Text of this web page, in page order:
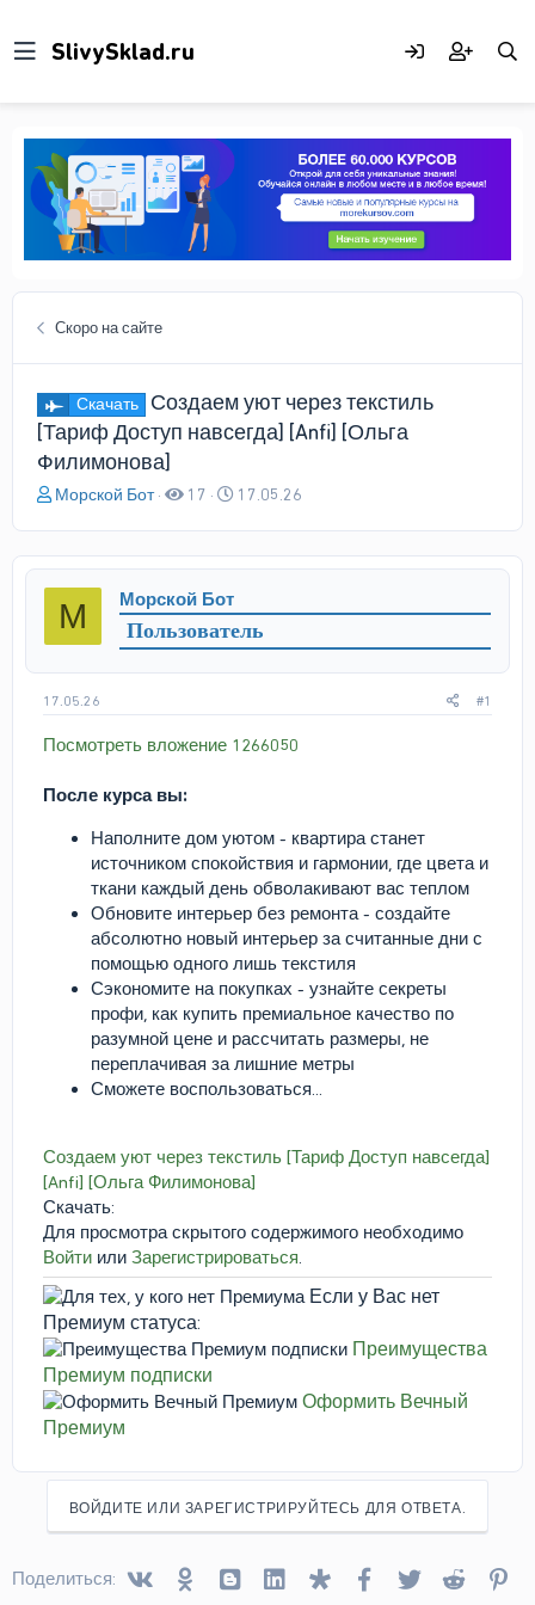
Скоро на сайте
Скачать
Создаем уют через текстиль
[Тариф Доступ навсегда] [Anfi] [Ольга
Филимонова]
А
о
р
е
ы
Морской Бот 17
Д
а
ч
а
л
17.05.26
М Морской Бот
Пользователь
17.05.26 #1
Посмотреть вложение 1266050
После курса вы:
Наполните дом уютом - квартира станет
источником спокойствия и гармонии, где цвета и
ткани каждый день обволакивают вас теплом
Обновите интерьер без ремонта - создайте
абсолютно новый интерьер за считанные дни с
помощью одного лишь текстиля
Сэкономите на покупках - узнайте секреты
профи, как купить премиальное качество по
разумной цене и рассчитать размеры, не
переплачивая за лишние метры
Сможете воспользоваться...
Создаем уют через текстиль [Тариф Доступ навсегда]
[Anfi] [Ольга Филимонова]
Скачать:
Для просмотра скрытого содержимого необходимо
Войти или Зарегистрироваться
Если у Вас нет
Премиум статуса:
Преимущества
Премиум подписки
Оформить Вечный
Премиум
ВОЙДИТЕ ИЛИ ЗАРЕГИСТРИРУЙТЕСЬ ДЛЯ ОТВЕТА.
Поделиться: VkontakteOdnoklassniki
Blogger Linked InDiasporaFacebook
TwitterReddit